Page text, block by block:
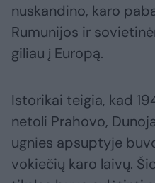
nuskandino, karo
Rumunijos ir
giliau į Europą.
Istorikai teigia, kad
netoli Prahovo,
ugnies apsuptyje
vokiečių karo laivų.